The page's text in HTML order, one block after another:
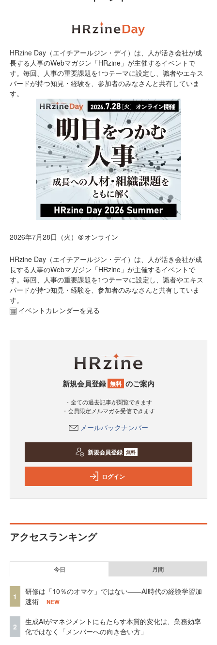
HRzine Day（エイチアールジン・デイ）は、人が活き会社が成
長する人事のWebマガジン「HRzine」が主催するイベントで
す。毎回、人事の重要課題を1つテーマに設定し、識者やエキス
パードが持つ知見・経験を、参加者のみなさんと共有していま
す。
2026年7月28日（火）＠オンライン
HRzine Day（エイチアールジン・デイ）は、人が活き会社が成
長する人事のWebマガジン「HRzine」が主催するイベントで
す。毎回、人事の重要課題を1つテーマに設定し、識者やエキス
パードが持つ知見・経験を、参加者のみなさんと共有していま
す。
イベントカレンダーを見る
新規会員登録 無料 のご案内
・全ての過去記事が閲覧できます
・会員限定メルマガを受信できます
メールバックナンバー
新規会員登録 無料
ログイン
アクセスランキング
今日 月間
1
研修は「10％のオマケ」ではない——AI時代の経験学習加
速術
NEW
2
生成AIがマネジメントにもたらす本質的変化は、業務効率
化ではなく「メンバーへの向き合い方」